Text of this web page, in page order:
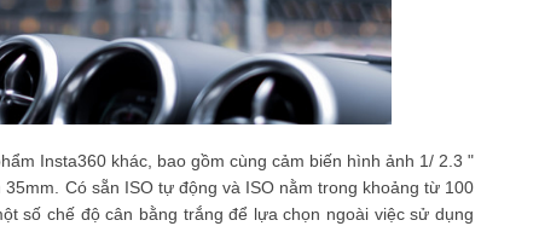
Insta360 khác, bao gồm cùng cảm biến hình ảnh 1/ 2.3 "
Có sẵn ISO tự động và ISO nằm trong khoảng từ 100
số chế độ cân bằng trắng để lựa chọn ngoài việc sử dụng